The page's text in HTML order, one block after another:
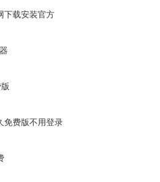
下载安装官方
免费版不用登录